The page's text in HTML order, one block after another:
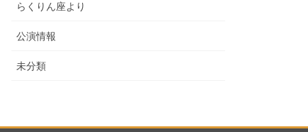
らくりん座より
公演情報
未分類